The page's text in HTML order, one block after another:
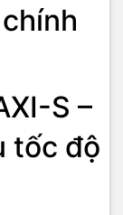
S –
tốc độ
local
Cisco
30° to 70°C)